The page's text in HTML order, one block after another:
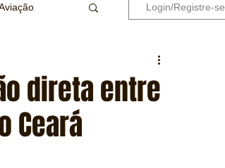
Login/Registre-se
direta entre
Ceará